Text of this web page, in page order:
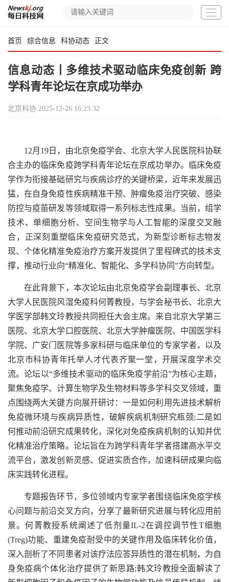
首页 综合信息 科协动态 正文
信息动态丨多维技术驱动临床免疫创新 跨
学科青年论坛在京成功举办
北京科协 2025-12-26 16:23:32
12月19日，由北京免疫学会、北京大学人民医院科协联
合主办的临床免疫跨学科青年论坛在京成功举办。临床免疫
学作为衔接基础研究与疾病诊疗的关键桥梁，近年来发展迅
猛，在自身免疫性疾病精准干预、肿瘤免疫治疗突破、感染
防控与疫苗研发等领域取得一系列标志性成果。当前，组学
技术、单细胞分析、空间生物学与人工智能的深度交叉融
合，正深刻重塑临床免疫研究范式，为新型诊断标志物发
现、个体化精准免疫治疗方案开发提供了里程碑式的技术支
撑，推动行业向“精准化、智能化、多学科协同”方向转型。
在此背景下，本次论坛由北京免疫学会副理事长、北京
大学人民医院风湿免疫科何菁教授，与学会秘书长、北京大
学医学部韩文玲教授共同担任大会主席。来自北京大学第三
医院、北京大学口腔医院、北京大学肿瘤医院、中国医学科
学院、广安门医院等多家科研与临床单位的专家学者，以及
北京市科协青年托举人才代表齐聚一堂，开展深度学术交
流。论坛以“多维技术驱动的临床免疫学前沿”为核心主题，
聚焦免疫学、计算生物学及生物材料等多学科交叉领域，重
点围绕两大关键方向展开研讨：一是如何利用先进技术解析
免疫微环境与疾病异质性，破解疾病机制研究瓶颈;二是如
何推动前沿研究成果转化，深化对免疫疾病机制的认知并优
化精准治疗策略。论坛旨在为跨学科青年学者搭建高水平交
流平台，激发创新灵感、促进实质合作，加速科研成果向临
床实践转化进程。
专题报告环节，多位领域内专家学者围绕临床免疫学核
心问题与前沿交叉方向，分享了最新研究进展与转化应用前
景。何菁教授系统阐述了低剂量IL-2在调控调节性T细胞
(Treg)功能、重建免疫耐受中的关键作用及临床转化价值，
深入剖析了不同患者对该疗法应答异质性的潜在机制，为自
身免疫病个体化治疗提供了新思路;韩文玲教授全面解读了